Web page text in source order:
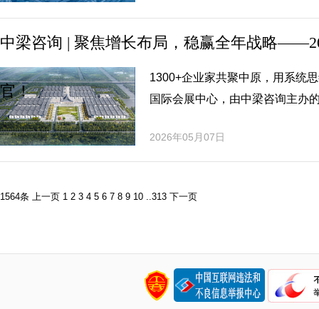
中梁咨询 | 聚焦增长布局，稳赢全年战略
官！
1300+企业家共聚中原，用系统
国际会展中心，由中梁咨询主办
2026年05月07日
1564条 上一页 1 2 3 4 5 6 7 8 9 10 ..313 下一页